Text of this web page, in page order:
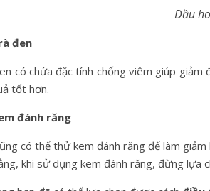
Dầu
đen
có chứa đặc tính chống viêm giúp
tốt hơn.
đánh răng
có thể thử kem đánh răng để làm
khi sử dụng kem đánh răng, đừng lựa